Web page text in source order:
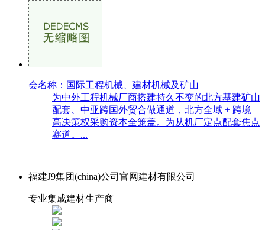
会名称：国际工程机械、建材机械及矿山
为中外工程机械厂商搭建持久不变的北方基建矿山
配套、中亚跨国外贸合做通道，北方全域 + 跨境
高决策权采购资本全笼盖。为从机厂定点配套焦点
赛道。...
福建J9集团(china)公司官网建材有限公司
专业集成建材生产商